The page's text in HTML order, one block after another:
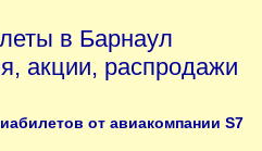
в Барнаул
акции, распродажи
от авиакомпании S7